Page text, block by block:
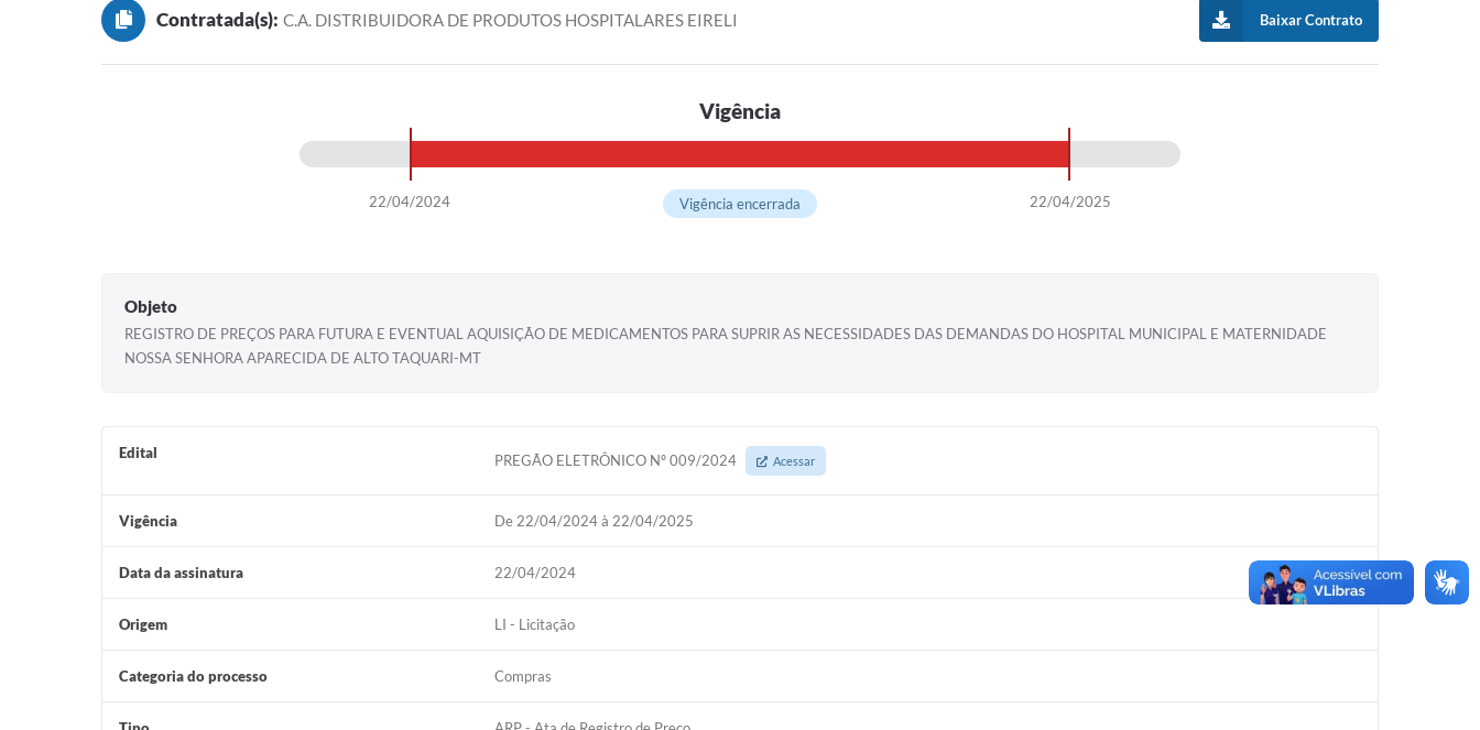
Contratada(s): C.A. DISTRIBUIDORA DE PRODUTOS HOSPITALARES EIRELI Baixar Contrato
Vigência
22/04/2024 22/04/2025
Vigência encerrada
Objeto
REGISTRO DE PREÇOS PARA FUTURA E EVENTUAL AQUISIÇÃO DE MEDICAMENTOS PARA SUPRIR AS NECESSIDADES DAS DEMANDAS DO HOSPITAL MUNICIPAL E MATERNIDADE
NOSSA SENHORA APARECIDA DE ALTO TAQUARI-MT
Edital PREGÃO ELETRÔNICO Nº 009/2024 Acessar
Vigência De 22/04/2024 à 22/04/2025
Data da assinatura 22/04/2024
Origem LI - Licitação
Categoria do processo Compras